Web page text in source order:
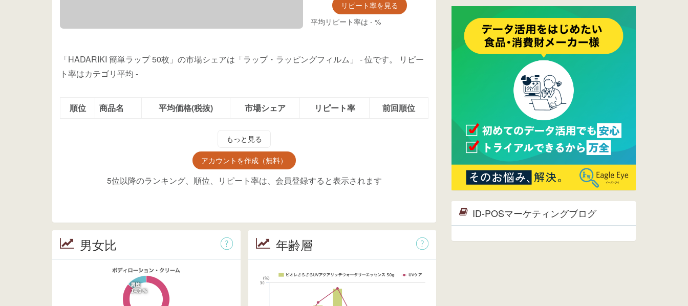
リピート率を見る
平均リピート率は - %
「HADARIKI 簡単ラップ 50枚」の市場シェアは「ラップ・ラッピングフィルム」 -位です。
リピー
ト率はカテゴリ平均 -
順位 商品名 平均価格(税抜) 市場シェア リピート率 前回順位
もっと見る
アカウントを作成（無料）
5位以降のランキング、順位、リピート率は、会員登録すると表示されます
男女比 年齢層
ります。
2017/05/17
ウレコンでブログ掲載が始まりまし
た。ぜひご覧ください。
ウレコンのサイト機能を大幅バージ
ョンアップ。詳細はこちら。⇒
ページへ
ウレコンが機能拡充し、サイトリニ
ューアルしました。⇒
Facebook
2015/04/30
Facebookページを開設しました。
詳細はこちら。
2015/04/20
ウレコンサイトリリースしました。
ID-POSマーケティングブログ